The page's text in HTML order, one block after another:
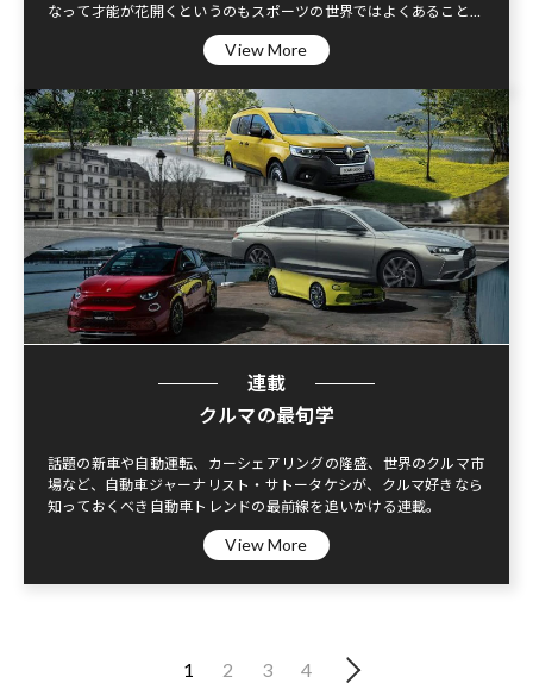
なって才能が花開くというのもスポーツの世界ではよくあることで
ある。そんな選手にとって大きなターニングポイントとなった瞬間
にスポットを当てながら、スターとなる前夜とともに紹介していき
View More
連載
クルマの最旬学
話題の新車や自動運転、カーシェアリングの隆盛、世界のクルマ市
場など、自動車ジャーナリスト・サトータケシが、クルマ好きなら
知っておくべき自動車トレンドの最前線を追いかける連載。
View More
1 2 3 4